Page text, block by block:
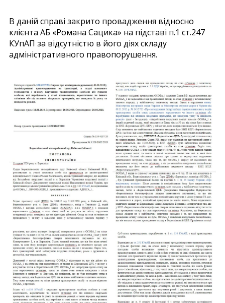
В даній справі закрито провадження відносно
клієнта АБ «Романа Сацика» на підставі п.1 ст.247
КУпАП за відсутністю в його діях складу
адміністративного правопорушення.